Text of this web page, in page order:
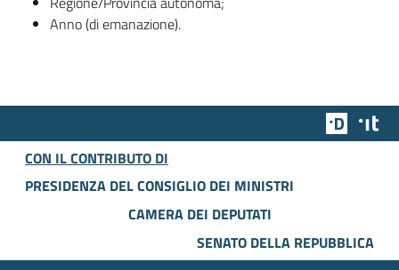
Anno (di emanazione).
Team
CON IL CONTRIBUTO DI
PRESIDENZA DEL CONSIGLIO DEI MINISTRI
CAMERA DEI DEPUTATI
SENATO DELLA REPUBBLICA